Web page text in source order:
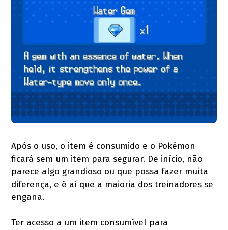
Após o uso, o item é consumido e o Pokémon
ficará sem um item para segurar. De início, não
parece algo grandioso ou que possa fazer muita
diferença, e é aí que a maioria dos treinadores se
engana.
Ter acesso a um item consumível para